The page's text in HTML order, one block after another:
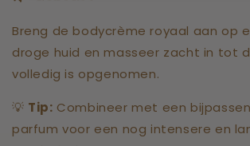
Breng de bodycrème royaal aan op
droge huid en masseer zacht in tot
volledig is opgenomen.
💡 Tip: Combineer met een
parfum voor een nog intensere en